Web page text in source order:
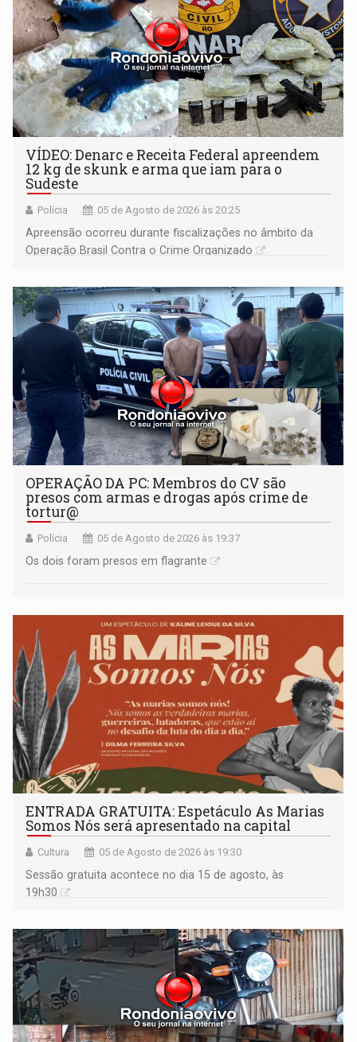
VÍDEO: Denarc e Receita Federal apreendem
12 kg de skunk e arma que iam para o
Sudeste
Polícia 05 de Agosto de 2026 às 20:25
Apreensão ocorreu durante fiscalizações no âmbito da
Operação Brasil Contra o Crime Organizado
OPERAÇÃO DA PC: Membros do CV são
presos com armas e drogas após crime de
tortur@
Polícia 05 de Agosto de 2026 às 19:37
Os dois foram presos em flagrante
ENTRADA GRATUITA: Espetáculo As Marias
Somos Nós será apresentado na capital
Cultura 05 de Agosto de 2026 às 19:30
Sessão gratuita acontece no dia 15 de agosto, às
19h30